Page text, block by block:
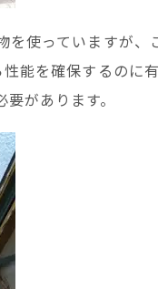
使っていますが、
能を確保するのに有
があります。